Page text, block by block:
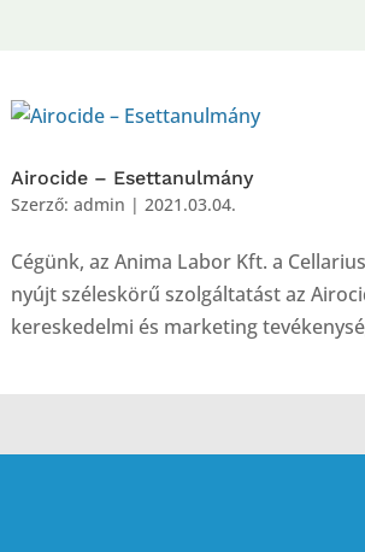
Airocide – Esettanulmány
Szerző: admin | 2021.03.04.
Cégünk, az Anima Labor Kft. a
nyújt széleskörű szolgáltatást az
kereskedelmi és marketing